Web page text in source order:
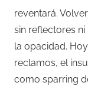
reventará.
sin reflectores
la opacidad.
reclamos, el
como sparring